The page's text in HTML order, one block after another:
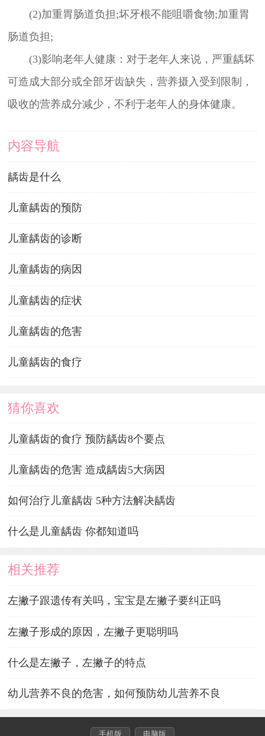
(2)加重胃肠道负担;坏牙根不能咀嚼食物;加重胃
肠道负担;
(3)影响老年人健康：对于老年人来说，严重龋坏
可造成大部分或全部牙齿缺失，营养摄入受到限制，
吸收的营养成分减少，不利于老年人的身体健康。
内容导航
龋齿是什么
儿童龋齿的预防
儿童龋齿的诊断
儿童龋齿的病因
儿童龋齿的症状
儿童龋齿的危害
儿童龋齿的食疗
猜你喜欢
儿童龋齿的食疗 预防龋齿8个要点
儿童龋齿的危害 造成龋齿5大病因
如何治疗儿童龋齿 5种方法解决龋齿
什么是儿童龋齿 你都知道吗
相关推荐
左撇子跟遗传有关吗，宝宝是左撇子要纠正吗
左撇子形成的原因，左撇子更聪明吗
什么是左撇子，左撇子的特点
幼儿营养不良的危害，如何预防幼儿营养不良
手机版 电脑版